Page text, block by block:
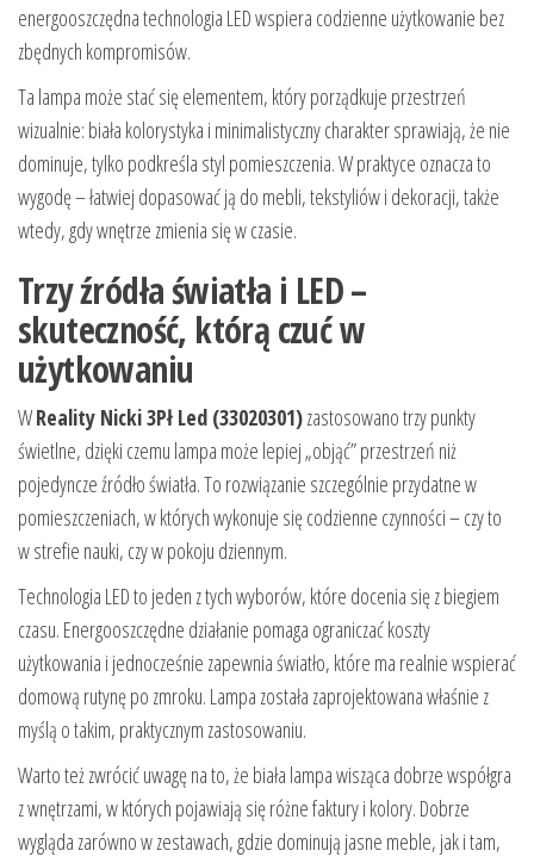
energooszczędna technologia LED wspiera codzienne użytkowanie bez
zbędnych kompromisów.
Ta lampa może stać się elementem, który porządkuje przestrzeń
wizualnie: biała kolorystyka i minimalistyczny charakter sprawiają, że nie
dominuje, tylko podkreśla styl pomieszczenia. W praktyce oznacza to
wygodę – łatwiej dopasować ją do mebli, tekstyliów i dekoracji, także
wtedy, gdy wnętrze zmienia się w czasie.
Trzy źródła światła i LED –
skuteczność, którą czuć w
użytkowaniu
WReality Nicki 3Pł Led (33020301)zastosowano trzy punkty
świetlne, dzięki czemu lampa może lepiej „objąć” przestrzeń niż
pojedyncze źródło światła. To rozwiązanie szczególnie przydatne w
pomieszczeniach, w których wykonuje się codzienne czynności – czy to
w strefie nauki, czy w pokoju dziennym.
Technologia LED to jeden z tych wyborów, które docenia się z biegiem
czasu. Energooszczędne działanie pomaga ograniczać koszty
użytkowania i jednocześnie zapewnia światło, które ma realnie wspierać
domową rutynę po zmroku. Lampa została zaprojektowana właśnie z
myślą o takim, praktycznym zastosowaniu.
Warto też zwrócić uwagę na to, że biała lampa wisząca dobrze współgra
z wnętrzami, w których pojawiają się różne faktury i kolory. Dobrze
wygląda zarówno w zestawach, gdzie dominują jasne meble, jak i tam,